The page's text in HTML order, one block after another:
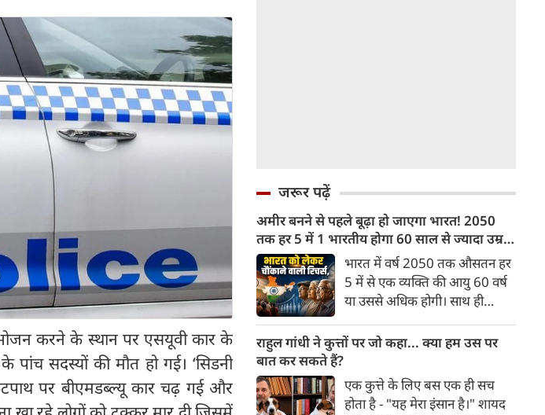
करने के स्थान पर एसयूवी कार के
सदस्यों की मौत हो गई। ‘सिडनी
पर बीएमडब्ल्यू कार चढ़ गई और
जरूर पढ़ें
अमीर बनने से पहले बूढ़ा हो जाएगा भारत! 2050
तक हर 5 में 1 भारतीय होगा 60 साल से ज्यादा उम्र
का
भारत में वर्ष 2050 तक औसतन हर
5 में से एक व्यक्ति की आयु 60 वर्ष
या उससे अधिक होगी। साथ ही
भारत में रहेंगे। ‘ट्रांसफॉर्म रूरल
अनुसार भारत विकसित देशों के
विपरीत समृद्ध बनने से पहले ही वृद्ध
राहुल गांधी ने कुत्तों पर जो कहा... क्या हम उस पर
बात कर सकते हैं?
एक कुत्ते के लिए बस एक ही सच
होता है - "यह मेरा इंसान है।" शायद